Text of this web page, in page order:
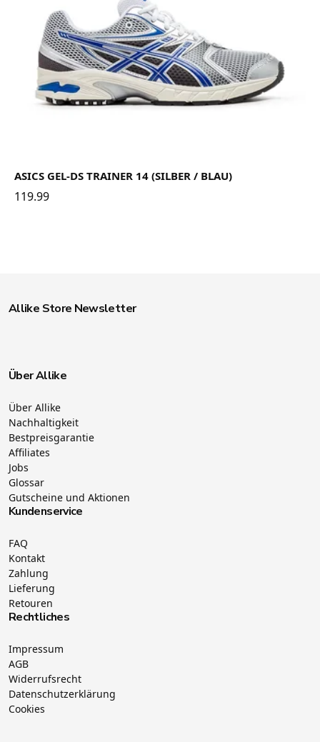
ASICS GEL-DS TRAINER 14 (SILBER / BLAU)
119.99
Allike Store Newsletter
Über Allike
Über Allike
Nachhaltigkeit
Bestpreisgarantie
Affiliates
Jobs
Glossar
Gutscheine und Aktionen
Kundenservice
FAQ
Kontakt
Zahlung
Lieferung
Retouren
Rechtliches
Impressum
AGB
Widerrufsrecht
Datenschutzerklärung
Cookies